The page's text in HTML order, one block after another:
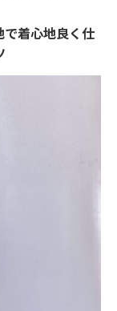
着心地良く仕